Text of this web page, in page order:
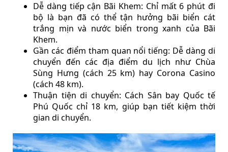
Dễ dàng tiếp cận Bãi Khem: Chỉ mất 6 phút đi
bộ là bạn đã có thể tận hưởng bãi biển cát
trắng mịn và nước biển trong xanh của Bãi
Khem.
Gần các điểm tham quan nổi tiếng: Dễ dàng di
chuyển đến các địa điểm du lịch như Chùa
Sùng Hưng (cách 25 km) hay Corona Casino
(cách 48 km).
Thuận tiện di chuyển: Cách Sân bay Quốc tế
Phú Quốc chỉ 18 km, giúp bạn tiết kiệm thời
gian di chuyển.